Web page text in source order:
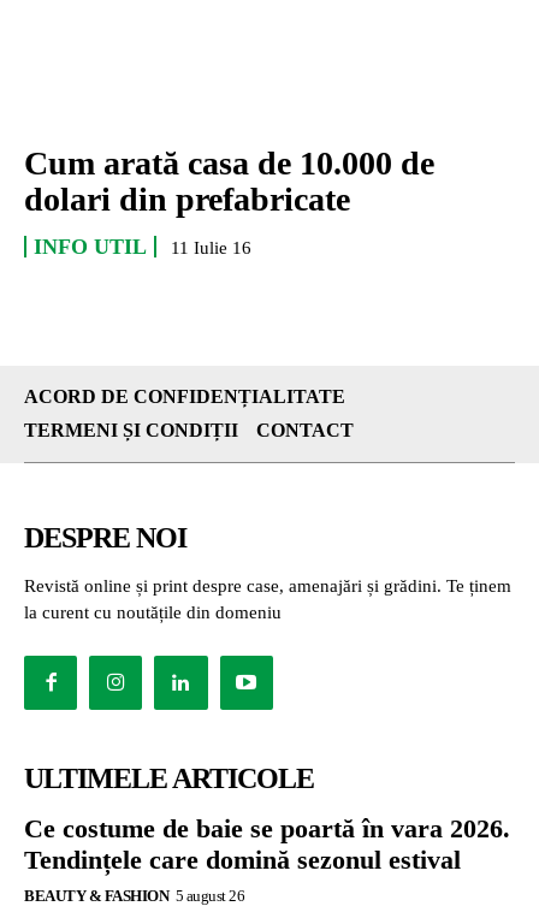
Cum arată casa de 10.000 de
dolari din prefabricate
INFO UTIL 11 Iulie 16
ACORD DE CONFIDENȚIALITATE
TERMENI ȘI CONDIȚII
CONTACT
DESPRE NOI
Revistă online și print despre case, amenajări și grădini. Te ținem
la curent cu noutățile din domeniu
ULTIMELE ARTICOLE
Ce costume de baie se poartă în vara 2026.
Tendințele care domină sezonul estival
BEAUTY & FASHION 5 august 26